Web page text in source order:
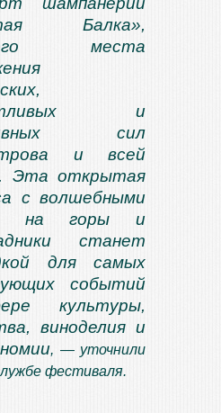
Балка»,
места
и
сил
и всей
Эта открытая
с волшебными
на горы и
станет
для самых
событий
культуры,
виноделия и
, — уточнили
фестиваля.